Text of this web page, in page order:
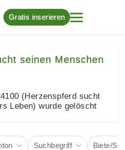
Gratis inserieren
seinen Menschen
(Herzenspferd sucht
Leben) wurde gelöscht
Suchbegriff Biete/